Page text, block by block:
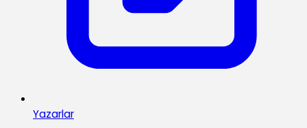
Yazarlar